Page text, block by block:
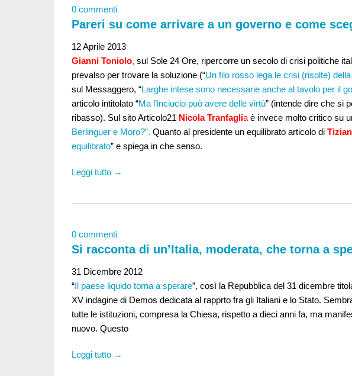
0 commenti
Pareri su come arrivare a un governo e come
12 Aprile 2013
Gianni Toniolo, sul Sole 24 Ore, ripercorre un secolo di crisi politiche
prevalso per trovare la soluzione (“Un filo rosso lega le crisi (risolte)
sul Messaggero, “Larghe intese sono necessarie anche al tavolo per il
articolo intitolato “Ma l’inciucio può avere delle virtù” (intende dire che si
ribasso). Sul sito Articolo21 Nicola Tranfaglia è invece molto critico su
Berlinguer e Moro?”. Quanto al presidente un equilibrato articolo di
equilibrato” e spiega in che senso.
Leggi tutto →
0 commenti
Si racconta di un’Italia, moderata, che torna a
31 Dicembre 2012
“Il paese liquido torna a sperare”, così la Repubblica del 31 dicembre
XV indagine di Demos dedicata al rapprto fra gli Italiani e lo Stato.
tutte le istituzioni, compresa la Chiesa, rispetto a dieci anni fa, ma
nuovo. Questo
Leggi tutto →